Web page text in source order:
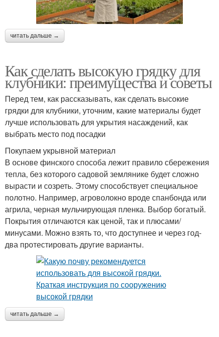
читать дальше →
Как сделать высокую грядку для
клубники: преимущества и советы
Перед тем, как рассказывать, как сделать высокие
грядки для клубники, уточним, какие материалы будет
лучше использовать для укрытия насаждений, как
выбрать место под посадки
Покупаем укрывной материал
В основе финского способа лежит правило сбережения
тепла, без которого садовой землянике будет сложно
вырасти и созреть. Этому способствует специальное
полотно. Например, агроволокно вроде спанбонда или
агрила, черная мульчирующая пленка. Выбор богатый.
Покрытия отличаются как ценой, так и плюсами/
минусами. Можно взять то, что доступнее и через год-
два протестировать другие варианты.
читать дальше →